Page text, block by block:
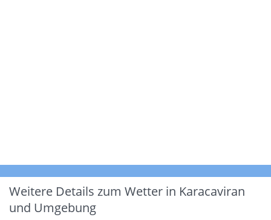
Weitere Details zum Wetter in Karacaviran
und Umgebung